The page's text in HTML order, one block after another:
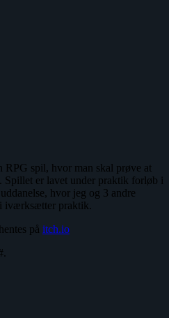
RPG spil, hvor man skal prøve at
Spillet er lavet under praktik forløb i
hvor jeg og 3 andre
i iværksætter praktik.
på itch.io